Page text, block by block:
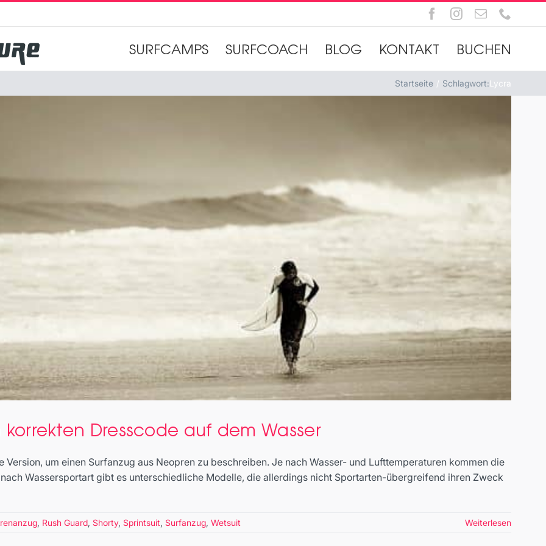
Facebook
Instagram
E-
Mail
SURFCAMPS SURFCOACH BLOG KONTAKT BUCHEN
Startseite Schlagwort:Lycra
Dresscode auf dem Wasser
Version, um einen Surfanzug aus Neopren zu beschreiben. Je nach Wasser- und Lufttemperaturen kommen die
Wassersportart gibt es unterschiedliche Modelle, die allerdings nicht Sportarten-übergreifend ihren Zweck
, Rush Guard, Shorty, Sprintsuit, Surfanzug, Wetsuit Weiterlesen